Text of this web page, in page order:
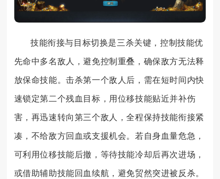
技能衔接与目标切换是三杀关键，控制技能优
先命中多名敌人，避免控制重叠，确保敌方无法释
放保命技能。击杀第一个敌人后，需在短时间内快
速锁定第二个残血目标，用位移技能贴近并补伤
害，再迅速转向第三个敌人，全程保持技能衔接紧
凑，不给敌方回血或支援机会。若自身血量危急，
可利用位移技能后撤，等待技能冷却后再次进场，
或借助辅助技能回血续航，避免贸然突进被反杀。